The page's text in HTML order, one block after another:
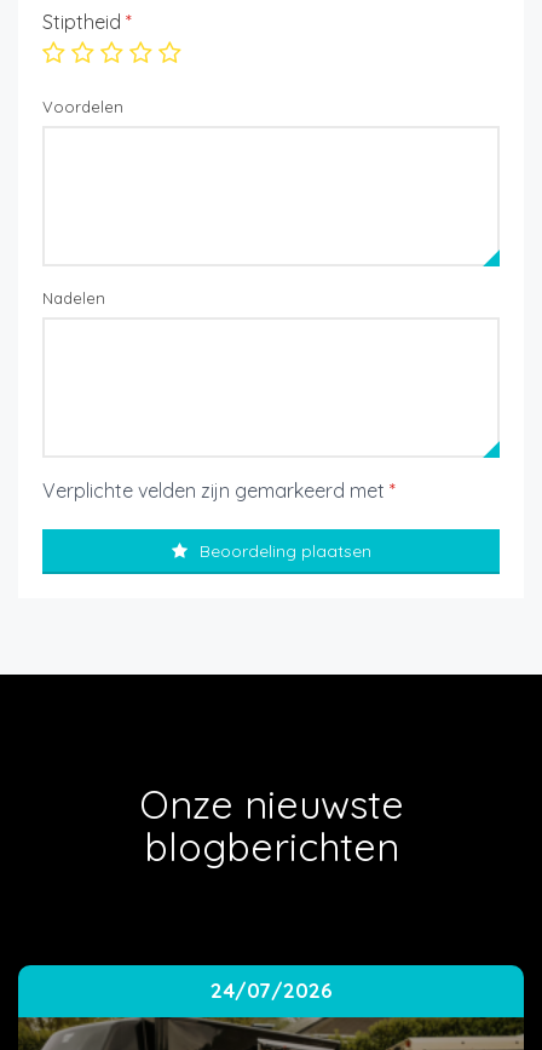
Stiptheid *
Voordelen
Nadelen
Verplichte velden zijn gemarkeerd met *
Beoordeling plaatsen
Onze nieuwste
blogberichten
24/07/2026